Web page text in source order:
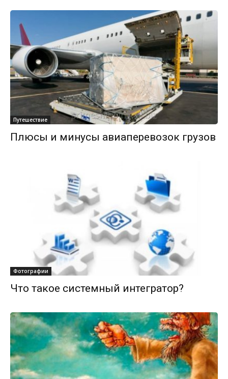
Путешествие
Плюсы и минусы авиаперевозок грузов
Фотографии
Что такое системный интегратор?